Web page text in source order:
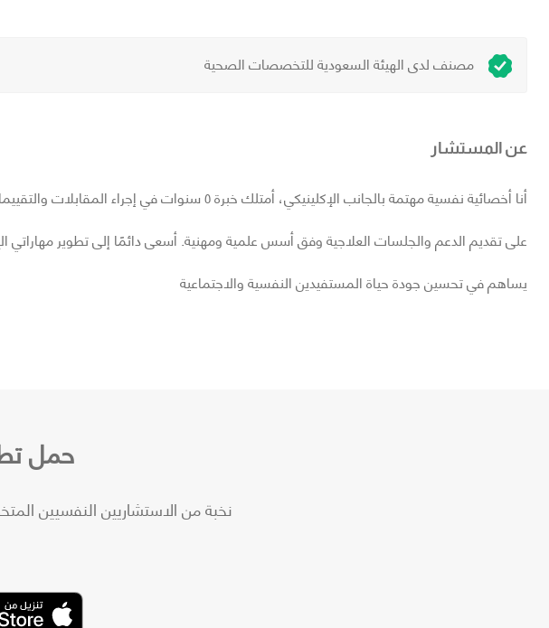
مصنف لدى الهيئة السعودية للتخصصات الصحية
عن المستشار
أنا أخصائية نفسية مهتمة بالجانب الإكلينيكي،
على تقديم الدعم والجلسات العلاجية وفق أسس علمية ومهنية. أسعى دائمًا إلى تطوير مهاراتي
يساهم في تحسين جودة حياة المستفيدين النفسية والاجتماعية
حمل
نخبة من الاستشاريين النفسيين